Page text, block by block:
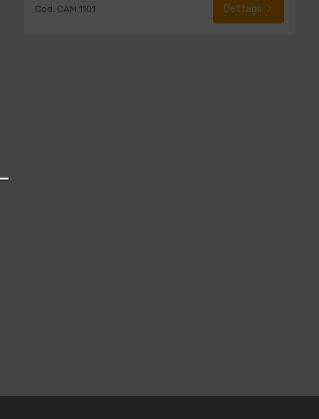
Cod. CAM 1101 Dettagli